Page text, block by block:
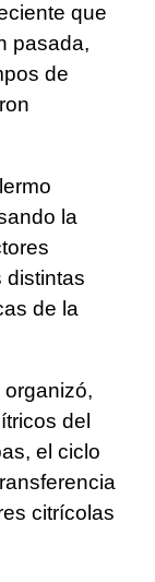
que
pasada,
de
la
distintas
de la
del
el ciclo
citrícolas